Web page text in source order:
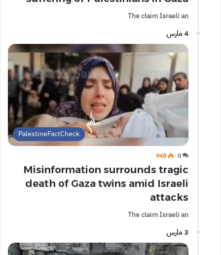
The claim Israeli an
4 مارس
PalestineFactCheck
0
948
Misinformation surrounds tragic
death of Gaza twins amid Israeli
attacks
The claim Israeli an
3 مارس